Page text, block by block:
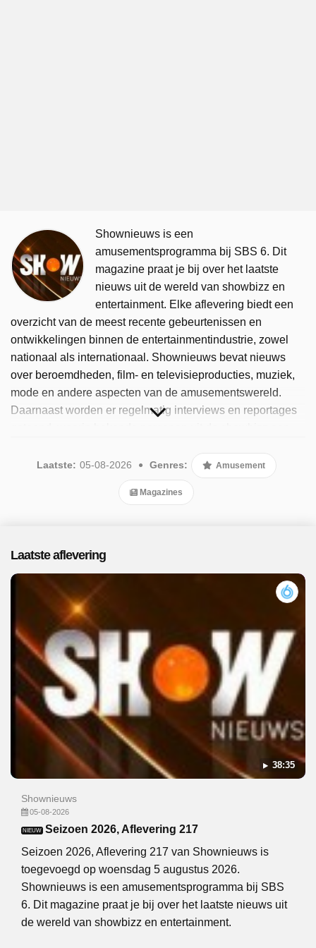
Shownieuws is een
amusementsprogramma bij SBS 6. Dit
magazine praat je bij over het laatste
nieuws uit de wereld van showbizz en
entertainment. Elke aflevering biedt een
overzicht van de meest recente gebeurtenissen en
ontwikkelingen binnen de entertainmentindustrie, zowel
nationaal als internationaal. Shownieuws bevat nieuws
over beroemdheden, film- en televisieproducties, muziek,
mode en andere aspecten van de amusementswereld.
Daarnaast worden er regelmatig interviews en reportages
beschikbaar. Er zijn 364 afleveringen uitgezonden, de
meest recente in augustus 2026.
Laatste: 05-08-2026 Genres: Amusement
Magazines
Laatste aflevering
38:35
Shownieuws
05-08-2026
NIEUW Seizoen 2026, Aflevering 217
Seizoen 2026, Aflevering 217 van Shownieuws is
toegevoegd op woensdag 5 augustus 2026.
Shownieuws is een amusementsprogramma bij SBS
6. Dit magazine praat je bij over het laatste nieuws uit
de wereld van showbizz en entertainment.